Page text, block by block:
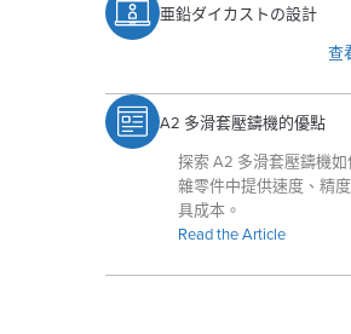
亜鉛ダイカストの設計
查
A2 多滑套壓鑄機的優點
探索 A2 多滑套壓鑄機
雜零件中提供速度、精
具成本。
Read the Article